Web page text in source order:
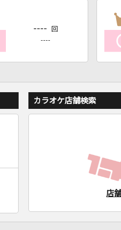
---- 回
----
カラオケ店舗検索
店